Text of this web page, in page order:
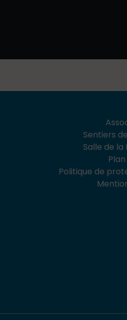
Sentiers
Salle de la
Politique de